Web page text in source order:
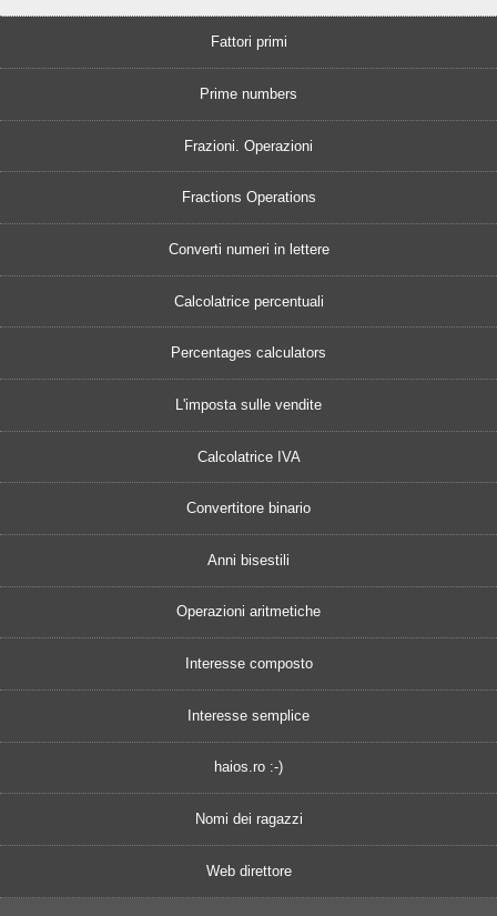
Fattori primi
Prime numbers
Frazioni. Operazioni
Fractions Operations
Converti numeri in lettere
Calcolatrice percentuali
Percentages calculators
L'imposta sulle vendite
Calcolatrice IVA
Convertitore binario
Anni bisestili
Operazioni aritmetiche
Interesse composto
Interesse semplice
haios.ro :-)
Nomi dei ragazzi
Web direttore